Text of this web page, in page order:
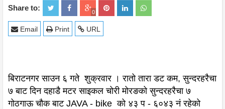
Share to: 0
URL
Print
Email
बिराटनगर साउन ६ गते शुक्रवार । रातो तारा डट कम, सुन्दरहरैचा
७ बाट दिन दहाडै मटर साइकल चोरी मोरङको सुन्दरहरैचा ७
गोठगाऊ चौक बाट JAVA - bike को ४३ प - ६०४३ नं रहेको